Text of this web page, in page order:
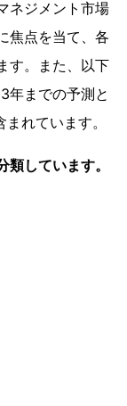
ネジメント市場
焦点を当て、各
す。また、以下
年までの予測と
れています。
しています。